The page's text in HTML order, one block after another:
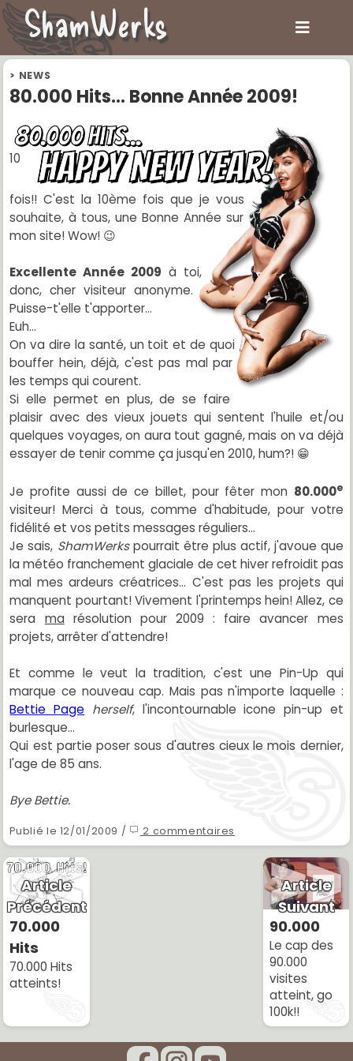
> NEWS
80.000 Hits... Bonne Année 2009!
10
fois!! C'est la 10ème fois que je vous
souhaite, à tous, une Bonne Année sur
mon site! Wow! 😉
Excellente Année 2009 à toi,
donc, cher visiteur anonyme.
Puisse-t'elle t'apporter...
Euh...
On va dire la santé, un toit et de quoi
bouffer hein, déjà, c'est pas mal par
les temps qui courent.
Si elle permet en plus, de se faire
plaisir avec des vieux jouets qui sentent l'huile et/ou
quelques voyages, on aura tout gagné, mais on va déjà
essayer de tenir comme ça jusqu'en 2010, hum?! 😁
Je profite aussi de ce billet, pour fêter mon 80.000e
visiteur! Merci à tous, comme d'habitude, pour votre
fidélité et vos petits messages réguliers...
Je sais, ShamWerkspourrait être plus actif, j'avoue que
la météo franchement glaciale de cet hiver refroidit pas
mal mes ardeurs créatrices... C'est pas les projets qui
manquent pourtant! Vivement l'printemps hein! Allez, ce
sera ma résolution pour 2009 : faire avancer mes
projets, arrêter d'attendre!
Et comme le veut la tradition, c'est une Pin-Up qui
marque ce nouveau cap. Mais pas n'importe laquelle :
Bettie Page herself, l'incontournable icone pin-up et
burlesque...
Qui est partie poser sous d'autres cieux le mois dernier,
l'age de 85 ans.
Bye Bettie.
Publié le 12/01/2009 / 2 commentaires
Article
Précédent
70.000
Hits
70.000 Hits
atteints!
Article
Suivant
90.000
Le cap des
90.000
visites
atteint, go
100k!!
ShamWerks